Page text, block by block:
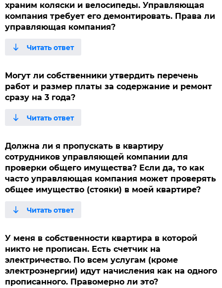
храним коляски и велосипеды. Управляющая
компания требует его демонтировать. Права ли
управляющая компания?
Могут ли собственники утвердить перечень
работ и размер платы за содержание и ремонт
сразу на 3 года?
Должна ли я пропускать в квартиру
сотрудников управляющей компании для
проверки общего имущества? Если да, то как
часто управляющая компания может проверять
общее имущество (стояки) в моей квартире?
У меня в собственности квартира в которой
никто не прописан. Есть счетчик на
электричество. По всем услугам (кроме
электроэнергии) идут начисления как на одного
прописанного. Правомерно ли это?